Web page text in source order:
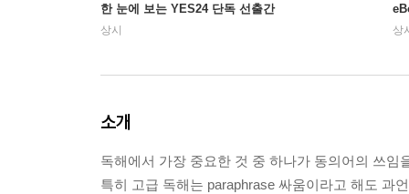
한 눈에 보는 YES24 단독 선출간
상시 상
소개
독해에서 가장 중요한 것 중 하나가 동의어의 쓰임
특히 고급 독해는 paraphrase 싸움이라고 해도 과